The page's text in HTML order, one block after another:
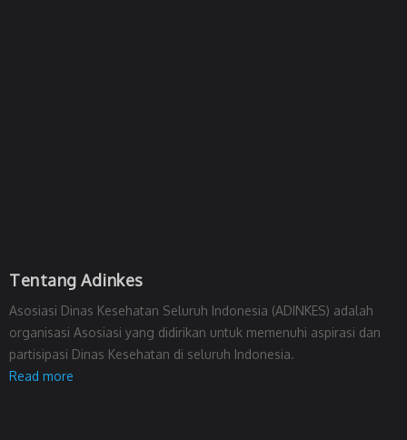
Tentang Adinkes
Asosiasi Dinas Kesehatan Seluruh Indonesia (ADINKES) adalah
organisasi Asosiasi yang didirikan untuk memenuhi aspirasi dan
partisipasi Dinas Kesehatan di seluruh Indonesia.
Read more